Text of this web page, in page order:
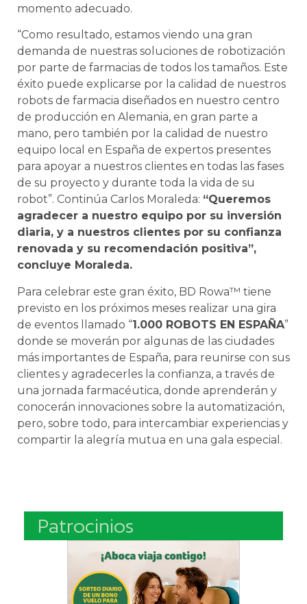
momento adecuado.
“Como resultado, estamos viendo una gran
demanda de nuestras soluciones de robotización
por parte de farmacias de todos los tamaños. Este
éxito puede explicarse por la calidad de nuestros
robots de farmacia diseñados en nuestro centro
de producción en Alemania, en gran parte a
mano, pero también por la calidad de nuestro
equipo local en España de expertos presentes
para apoyar a nuestros clientes en todas las fases
de su proyecto y durante toda la vida de su
robot”. Continúa Carlos Moraleda: “Queremos
agradecer a nuestro equipo por su inversión
diaria, y a nuestros clientes por su confianza
renovada y su recomendación positiva”,
concluye Moraleda.
Para celebrar este gran éxito, BD Rowa™ tiene
previsto en los próximos meses realizar una gira
de eventos llamado “1.000 ROBOTS EN ESPAÑA”
donde se moverán por algunas de las ciudades
más importantes de España, para reunirse con sus
clientes y agradecerles la confianza, a través de
una jornada farmacéutica, donde aprenderán y
conocerán innovaciones sobre la automatización,
pero, sobre todo, para intercambiar experiencias y
compartir la alegría mutua en una gala especial.
Patrocinios